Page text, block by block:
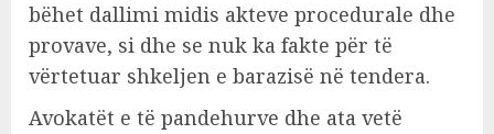
bëhet dallimi midis akteve procedurale dhe
provave, si dhe se nuk ka fakte për të
vërtetuar shkeljen e barazisë në tendera.
Avokatët e të pandehurve dhe ata vetë